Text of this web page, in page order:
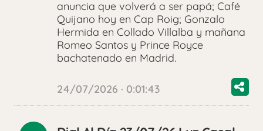
anuncia que volverá a ser papá; Café
Quijano hoy en Cap Roig; Gonzalo
Hermida en Collado Villalba y mañana
Romeo Santos y Prince Royce
bachatenado en Madrid.
24/07/2026 · 0:01:43